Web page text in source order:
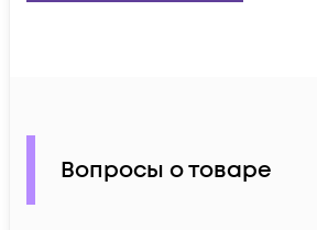
Вопросы о товаре